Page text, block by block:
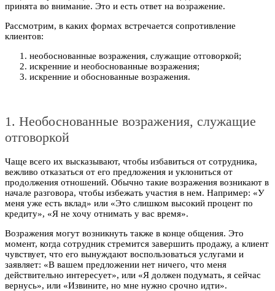
принята во внимание. Это и есть ответ на возражение.
Рассмотрим, в каких формах встречается сопротивление
клиентов:
необоснованные возражения, служащие отговоркой;
искренние и необоснованные возражения;
искренние и обоснованные возражения.
1. Необоснованные возражения, служащие
отговоркой
Чаще всего их высказывают, чтобы избавиться от сотрудника,
вежливо отказаться от его предложения и уклониться от
продолжения отношений. Обычно такие возражения возникают в
начале разговора, чтобы избежать участия в нем. Например: «У
меня уже есть вклад» или «Это слишком высокий процент по
кредиту», «Я не хочу отнимать у вас время».
Возражения могут возникнуть также в конце общения. Это
момент, когда сотрудник стремится завершить продажу, а клиент
чувствует, что его вынуждают воспользоваться услугами и
заявляет: «В вашем предложении нет ничего, что меня
действительно интересует», или «Я должен подумать, я сейчас
вернусь», или «Извините, но мне нужно срочно идти».